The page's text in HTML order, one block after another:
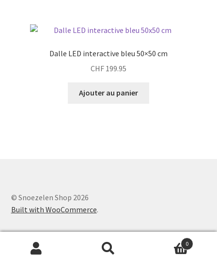
Dalle LED interactive bleu 50×50 cm
CHF 199.95
Ajouter au panier
© Snoezelen Shop 2026
Built with WooCommerce.
0